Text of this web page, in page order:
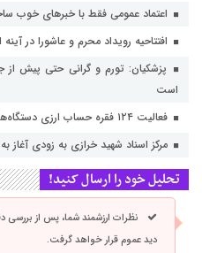
اعتماد عمومی فقط با خبرهای خوب
افتتاحیه رویداد محرم و عاشورا در
پزشکیان: تورم و گرانی حتی پیش
است
فعالیت ۱۲۴ فقره حساب ارزی دستگاه‌های اجرایی خارج از حساب واحد خزانه
مرکز اسناد شهید خرازی به زودی آغاز
تحلیل خود را ارسال کنید!
نظرات ارزشمند شما، پس از
دید عموم قرار خواهد گرفت.